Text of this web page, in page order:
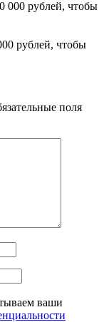
рублей, чтобы
поля
ваши